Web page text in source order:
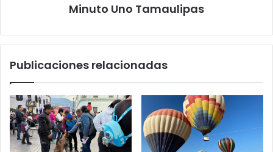
Minuto Uno Tamaulipas
Publicaciones relacionadas